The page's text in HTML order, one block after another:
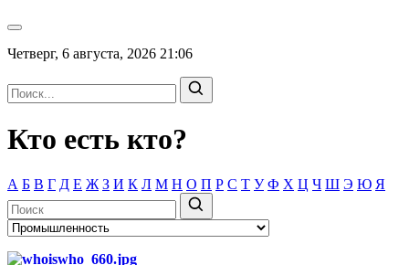
Четверг, 6 августа, 2026 21:06
Кто есть кто?
А Б В Г Д Е Ж З И К Л М Н О П Р С Т У Ф Х Ц Ч Ш Э Ю Я